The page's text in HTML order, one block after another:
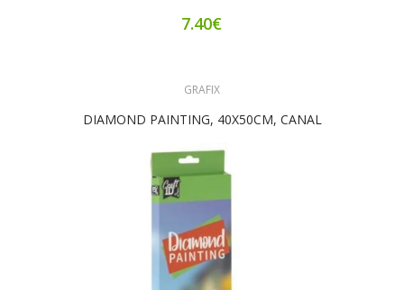
7.40€
GRAFIX
DIAMOND PAINTING, 40X50CM, CANAL